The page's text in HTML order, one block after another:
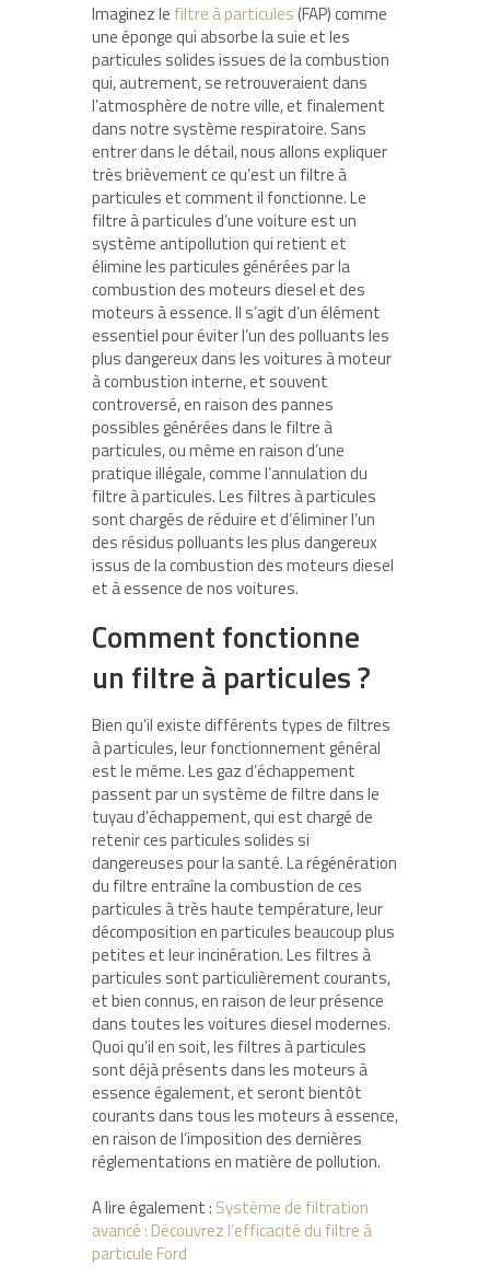
Imaginez le filtre à particules(FAP) comme
une éponge qui absorbe la suie et les
particules solides issues de la combustion
qui, autrement, se retrouveraient dans
l’atmosphère de notre ville, et finalement
dans notre système respiratoire. Sans
entrer dans le détail, nous allons expliquer
très brièvement ce qu’est un filtre à
particules et comment il fonctionne. Le
filtre à particules d’une voiture est un
système antipollution qui retient et
élimine les particules générées par la
combustion des moteurs diesel et des
moteurs à essence. Il s’agit d’un élément
essentiel pour éviter l’un des polluants les
plus dangereux dans les voitures à moteur
à combustion interne, et souvent
controversé, en raison des pannes
possibles générées dans le filtre à
particules, ou même en raison d’une
pratique illégale, comme l’annulation du
filtre à particules. Les filtres à particules
sont chargés de réduire et d’éliminer l’un
des résidus polluants les plus dangereux
issus de la combustion des moteurs diesel
et à essence de nos voitures.
Comment fonctionne
un filtre à particules ?
Bien qu’il existe différents types de filtres
à particules, leur fonctionnement général
est le même. Les gaz d’échappement
passent par un système de filtre dans le
tuyau d’échappement, qui est chargé de
retenir ces particules solides si
dangereuses pour la santé. La régénération
du filtre entraîne la combustion de ces
particules à très haute température, leur
décomposition en particules beaucoup plus
petites et leur incinération. Les filtres à
particules sont particulièrement courants,
et bien connus, en raison de leur présence
dans toutes les voitures diesel modernes.
Quoi qu’il en soit, les filtres à particules
sont déjà présents dans les moteurs à
essence également, et seront bientôt
courants dans tous les moteurs à essence,
en raison de l’imposition des dernières
réglementations en matière de pollution.
A lire également : Système de filtration
avancé : Découvrez l’efficacité du filtre à
particule Ford